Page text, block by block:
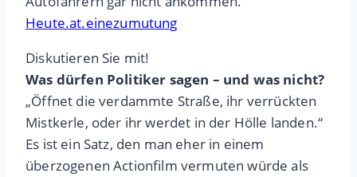
Heute.at.einezumutung
Diskutieren Sie mit!
Was dürfen Politiker sagen – und was nicht?
„Öffnet die verdammte Straße, ihr verrückten
Mistkerle, oder ihr werdet in der Hölle landen.“
Es ist ein Satz, den man eher in einem
überzogenen Actionfilm vermuten würde als